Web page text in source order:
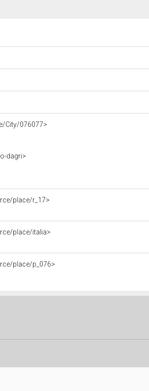
City/076077>
dagri>
place/r_17>
place/italia>
place/p_076>